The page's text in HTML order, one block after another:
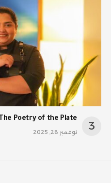
The Poetry of the Plate
نوفمبر 28, 2025